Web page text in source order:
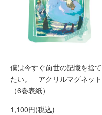
僕は今すぐ前世の記憶を捨て
たい。 アクリルマグネット
（6巻表紙）
1,100円(税込)